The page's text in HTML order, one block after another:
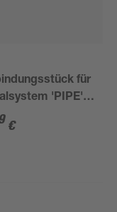
für
'PIPE'
€